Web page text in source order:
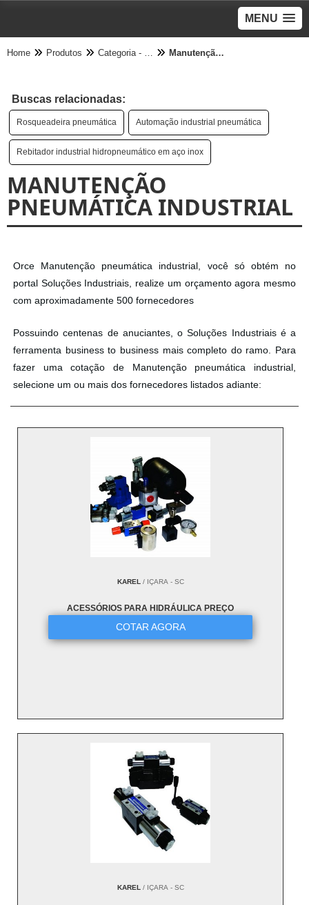
MENU
Home Produtos Categoria - Pneumática Industrial Manutenção pneumática industrial
Buscas relacionadas:
Rosqueadeira pneumática Automação industrial pneumática
Rebitador industrial hidropneumático em aço inox
MANUTENÇÃO
PNEUMÁTICA INDUSTRIAL
Orce Manutenção pneumática industrial, você só obtém no
portal Soluções Industriais, realize um orçamento agora mesmo
com aproximadamente 500 fornecedores
Possuindo centenas de anuciantes, o Soluções Industriais é a
ferramenta business to business mais completo do ramo. Para
fazer uma cotação de Manutenção pneumática industrial,
selecione um ou mais dos fornecedores listados adiante:
KAREL/ IÇARA - SC
ACESSÓRIOS PARA HIDRÁULICA PREÇO
COTAR AGORA
KAREL/ IÇARA - SC